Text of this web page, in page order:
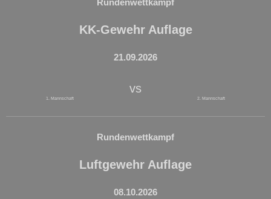
Rundenwettkampf
KK-Gewehr Auflage
21.09.2026
1. Mannschaft
vs
2. Mannschaft
Rundenwettkampf
Luftgewehr Auflage
08.10.2026